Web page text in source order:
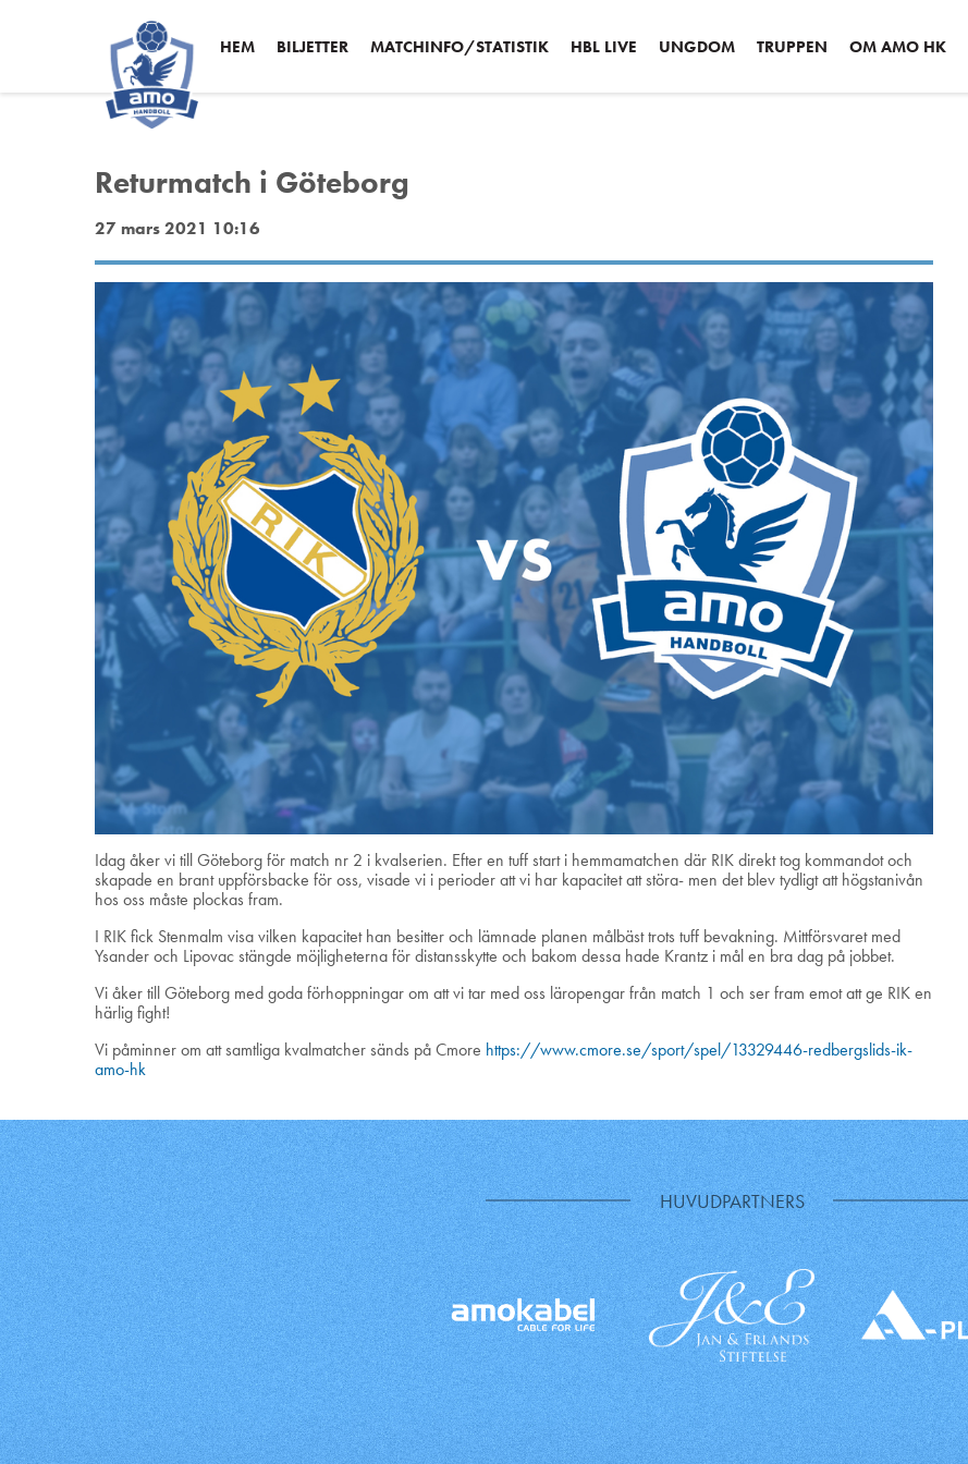
HEM BILJETTER MATCHINFO/STATISTIK HBL LIVE UNGDOM TRUPPEN OM AMO HK
Returmatch i Göteborg
27 mars 2021 10:16
Idag åker vi till Göteborg för match nr 2 i kvalserien. Efter en tuff start i hemmamatchen där RIK direkt tog kommandot och
skapade en brant uppförsbacke för oss, visade vi i perioder att vi har kapacitet att störa- men det blev tydligt att högstanivån
hos oss måste plockas fram.
I RIK fick Stenmalm visa vilken kapacitet han besitter och lämnade planen målbäst trots tuff bevakning. Mittförsvaret med
Ysander och Lipovac stängde möjligheterna för distansskytte och bakom dessa hade Krantz i mål en bra dag på jobbet.
Vi åker till Göteborg med goda förhoppningar om att vi tar med oss läropengar från match 1 och ser fram emot att ge RIK en
härlig fight!
Vi påminner om att samtliga kvalmatcher sänds på Cmore https://www.cmore.se/sport/spel/13329446-redbergslids-ik-
amo-hk
HUVUDPARTNERS